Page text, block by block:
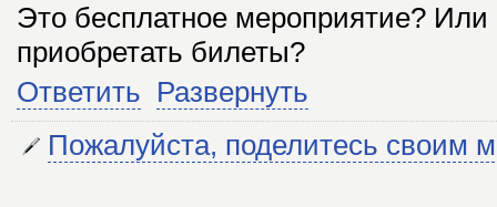
Это бесплатное мероприятие? Или
приобретать билеты?
Ответить Развернуть
Пожалуйста, поделитесь своим